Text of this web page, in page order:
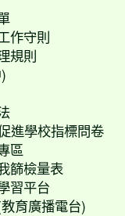
作守則
規則
進學校指標問卷
區
篩檢量表
習平台
育廣播電台)